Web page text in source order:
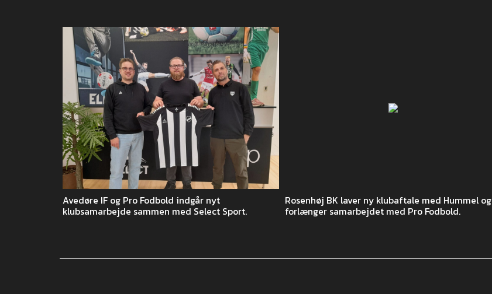
Avedøre IF og Pro Fodbold indgår nyt
klubsamarbejde sammen med Select Sport.
Rosenhøj BK laver ny klubaftale med Hummel og
forlænger samarbejdet med Pro Fodbold.